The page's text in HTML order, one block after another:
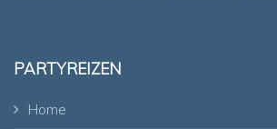
PARTYREIZEN
Home